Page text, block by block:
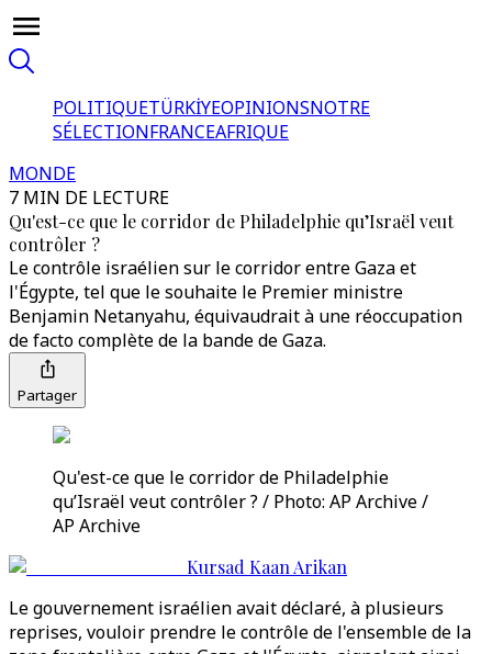
POLITIQUETÜRKİYEOPINIONSNOTRE
SÉLECTIONFRANCEAFRIQUE
MONDE
7 MIN DE LECTURE
Qu'est-ce que le corridor de Philadelphie qu’Israël veut
contrôler ?
Le contrôle israélien sur le corridor entre Gaza et
l'Égypte, tel que le souhaite le Premier ministre
Benjamin Netanyahu, équivaudrait à une réoccupation
de facto complète de la bande de Gaza.
Partager
Qu'est-ce que le corridor de Philadelphie
qu’Israël veut contrôler ? / Photo: AP Archive /
AP Archive
Kursad Kaan Arikan
Le gouvernement israélien avait déclaré, à plusieurs
reprises, vouloir prendre le contrôle de l'ensemble de la